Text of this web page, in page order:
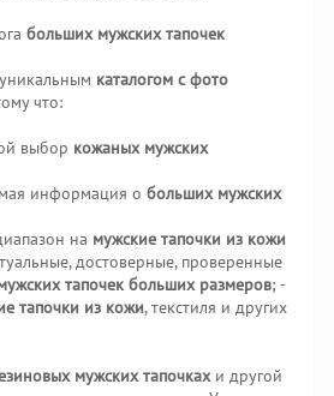
больших мужских тапочек
каталогом с фото
что:
выбор кожаных мужских
информация о больших мужских
на мужские тапочки из кожи
достоверные, проверенные
тапочек больших размеров; -
тапочки из кожи, текстиля и других
мужских тапочкахи другой